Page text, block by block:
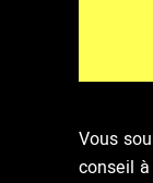
Vous
conseil